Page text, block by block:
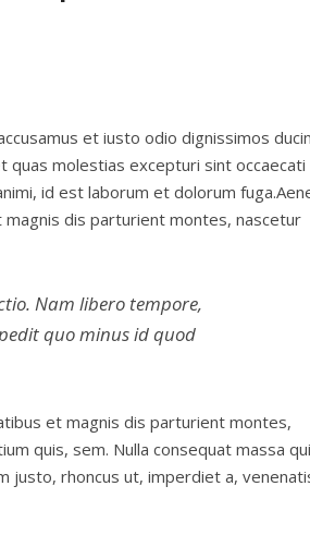
et iusto odio dignissimos
molestias excepturi sint occaecati
id est laborum et dolorum
magnis dis parturient montes, nascetur
Nam libero tempore,
quo minus id quod
et magnis dis parturient montes,
quis, sem. Nulla consequat massa
justo, rhoncus ut, imperdiet a,